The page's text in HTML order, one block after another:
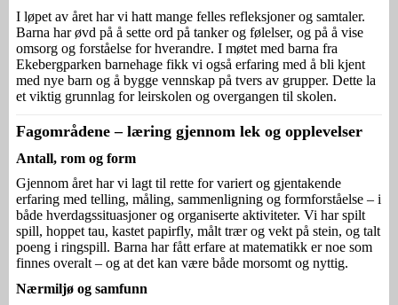
I løpet av året har vi hatt mange felles refleksjoner og samtaler.
Barna har øvd på å sette ord på tanker og følelser, og på å vise
omsorg og forståelse for hverandre. I møtet med barna fra
Ekebergparken barnehage fikk vi også erfaring med å bli kjent
med nye barn og å bygge vennskap på tvers av grupper. Dette la
et viktig grunnlag for leirskolen og overgangen til skolen.
Fagområdene – læring gjennom lek og opplevelser
Antall, rom og form
Gjennom året har vi lagt til rette for variert og gjentakende
erfaring med telling, måling, sammenligning og formforståelse – i
både hverdagssituasjoner og organiserte aktiviteter. Vi har spilt
spill, hoppet tau, kastet papirfly, målt trær og vekt på stein, og talt
poeng i ringspill. Barna har fått erfare at matematikk er noe som
finnes overalt – og at det kan være både morsomt og nyttig.
Nærmiljø og samfunn